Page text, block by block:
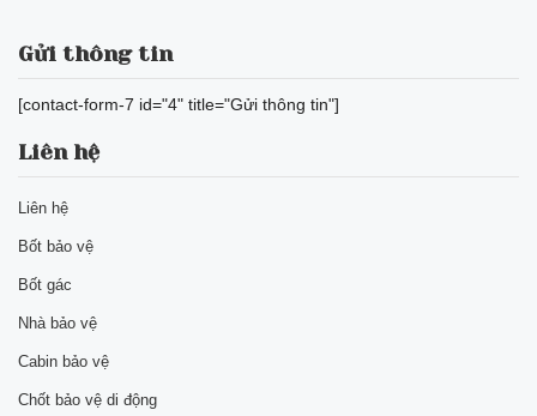
Gửi thông tin
[contact-form-7 id="4" title="Gửi thông tin"]
Liên hệ
Liên hệ
Bốt bảo vệ
Bốt gác
Nhà bảo vệ
Cabin bảo vệ
Chốt bảo vệ di động